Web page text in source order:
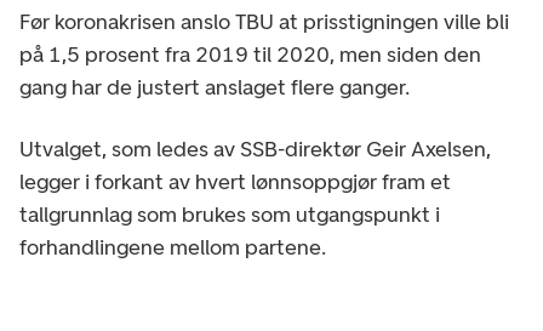
Før koronakrisen anslo TBU at prisstigningen ville bli
på 1,5 prosent fra 2019 til 2020, men siden den
gang har de justert anslaget flere ganger.
Utvalget, som ledes av SSB-direktør Geir Axelsen,
legger i forkant av hvert lønnsoppgjør fram et
tallgrunnlag som brukes som utgangspunkt i
forhandlingene mellom partene.